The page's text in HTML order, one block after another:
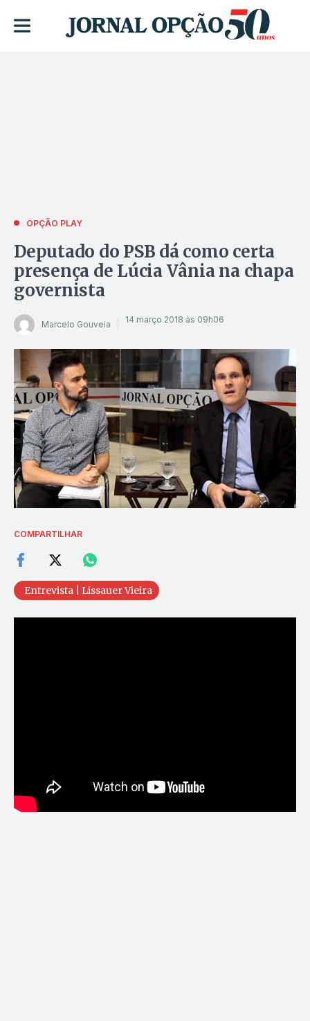
OPÇÃO PLAY
Deputado do PSB dá como certa
presença de Lúcia Vânia na chapa
governista
Marcelo Gouveia 14 março 2018 às 09h06
COMPARTILHAR
Entrevista | Lissauer Vieira